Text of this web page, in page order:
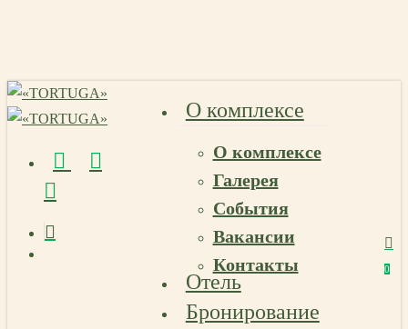
content
vk telegram
0
О комплексе
О комплексе
Галерея
События
Вакансии
Контакты
Отель
Бронирование